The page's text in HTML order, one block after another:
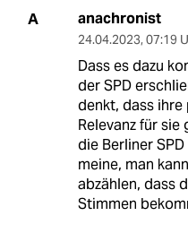
A anachronist
24.04.2023, 07:19
Dass es dazu
der SPD
denkt, dass ihre
Relevanz für
die Berliner
meine, man
abzählen, dass
Stimmen